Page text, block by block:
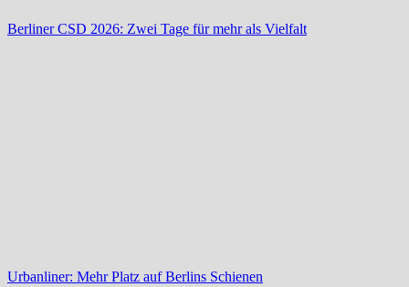
Berliner CSD 2026: Zwei Tage für mehr als Vielfalt
Urbanliner: Mehr Platz auf Berlins Schienen